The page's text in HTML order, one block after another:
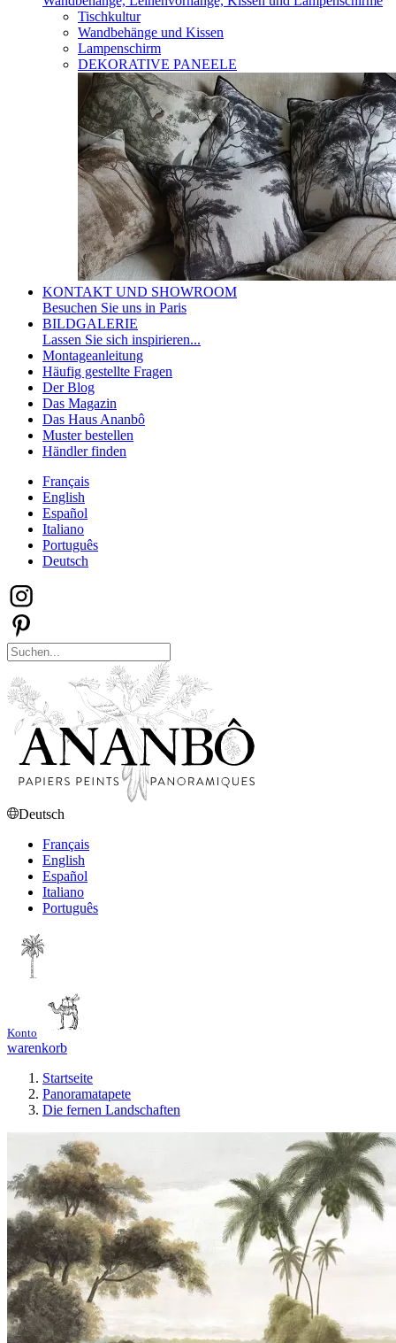
Tischkultur
Wandbehänge und Kissen
Lampenschirm
DEKORATIVE PANEELE
KONTAKT UND SHOWROOM
Besuchen Sie uns in Paris
BILDGALERIE
Lassen Sie sich inspirieren...
Montageanleitung
Häufig gestellte Fragen
Der Blog
Das Magazin
Das Haus Ananbô
Muster bestellen
Händler finden
Français
English
Español
Italiano
Português
Deutsch
Deutsch
Français
English
Español
Italiano
Português
Konto
warenkorb
Startseite
Panoramatapete
Die fernen Landschaften